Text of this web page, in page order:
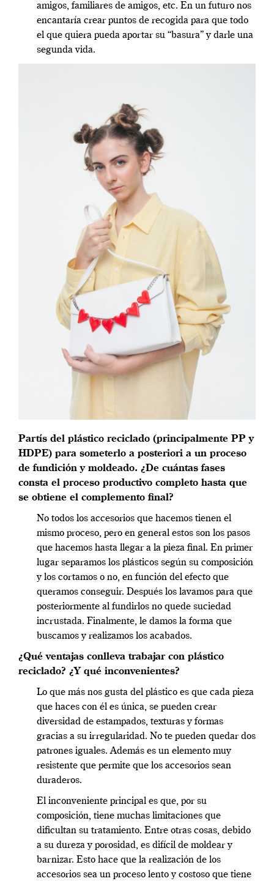
amigos, familiares de amigos, etc. En un futuro nos
encantaría crear puntos de recogida para que todo
el que quiera pueda aportar su “basura” y darle una
segunda vida.
Partís del plástico reciclado (principalmente PP y
HDPE) para someterlo a posteriori a un proceso
de fundición y moldeado. ¿De cuántas fases
consta el proceso productivo completo hasta que
se obtiene el complemento final?
No todos los accesorios que hacemos tienen el
mismo proceso, pero en general estos son los pasos
que hacemos hasta llegar a la pieza final. En primer
lugar separamos los plásticos según su composición
y los cortamos o no, en función del efecto que
queramos conseguir. Después los lavamos para que
posteriormente al fundirlos no quede suciedad
incrustada. Finalmente, le damos la forma que
buscamos y realizamos los acabados.
¿Qué ventajas conlleva trabajar con plástico
reciclado? ¿Y qué inconvenientes?
Lo que más nos gusta del plástico es que cada pieza
que haces con él es única, se pueden crear
diversidad de estampados, texturas y formas
gracias a su irregularidad. No te pueden quedar dos
patrones iguales. Además es un elemento muy
resistente que permite que los accesorios sean
duraderos.
El inconveniente principal es que, por su
composición, tiene muchas limitaciones que
dificultan su tratamiento. Entre otras cosas, debido
a su dureza y porosidad, es difícil de moldear y
barnizar. Esto hace que la realización de los
accesorios sea un proceso lento y costoso que tiene